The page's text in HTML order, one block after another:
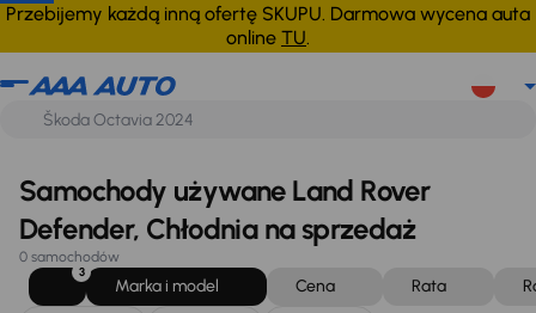
Przebijemy każdą inną ofertę SKUPU. Darmowa wycena auta
online TU.
Land Rover Defender Chłodnia Anuluj wszystko
Samochody używane Land Rover
Defender, Chłodnia na sprzedaż
0 samochodów
3
Marka i model Cena Rata